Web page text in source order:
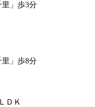
」歩3分
」歩8分
ＤＫ